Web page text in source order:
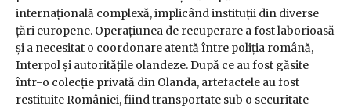
internațională complexă, implicând instituții din diverse
țări europene. Operațiunea de recuperare a fost laborioasă
și a necesitat o coordonare atentă între poliția română,
Interpol și autoritățile olandeze. După ce au fost găsite
într-o colecție privată din Olanda, artefactele au fost
restituite României, fiind transportate sub o securitate